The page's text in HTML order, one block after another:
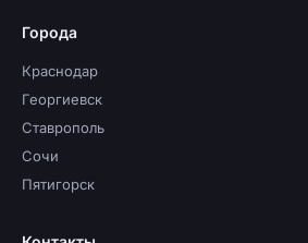
Города
Краснодар
Георгиевск
Ставрополь
Сочи
Пятигорск